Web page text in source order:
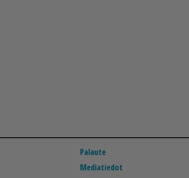
Palaute
Mediatiedot